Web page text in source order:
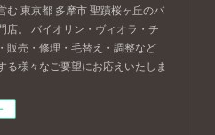
む 東京都 多摩市 聖蹟桜ヶ丘のバ
店。 バイオリン・ヴィオラ・チ
販売・修理・毛替え・調整など
る様々なご要望にお応えいたしま